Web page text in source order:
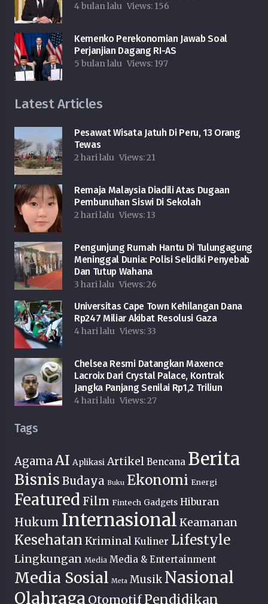
4 bulan lalu Views: 156
Kemenko Perekonomian Jawab Soal
Perjanjian Dagang RI-AS
5 bulan lalu Views: 197
Latest Articles
Pesawat Wisata Jatuh Di Peru, 13 Orang
Tewas
2 hari lalu Views:21
Remaja Malaysia Diadili Atas Dugaan
Pembunuhan Siswi Di Sekolah
2 hari lalu Views: 13
Pengunjung Rumah Hantu Di Tulungagung
Meninggal Dunia: Polisi Selidiki Penyebab
Dan Tutup Wahana
3 hari lalu Views:26
Universitas Cape Town Kehilangan Dana
Rp247 Miliar Akibat Resolusi Gaza
4 hari lalu Views: 33
Chelsea Resmi Datangkan Maxence
Lacroix Dari Crystal Palace, Kontrak
Jangka Panjang Senilai Rp1,2 Triliun
4 hari lalu Views:27
Tags
AgamaAI Aplikasi Artikel Bencana Berita
Bisnis Budaya Buku Ekonomi Energi
Featured Film Fintech Gadgets Hiburan
Hukum Internasional Keamanan
Kesehatan Kriminal Kuliner Lifestyle
Lingkungan Media Media & Entertainment
Media Sosial Meta Musik Nasional
Olahraga Otomotif Pendidikan